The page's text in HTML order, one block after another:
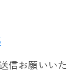
信お願いいた